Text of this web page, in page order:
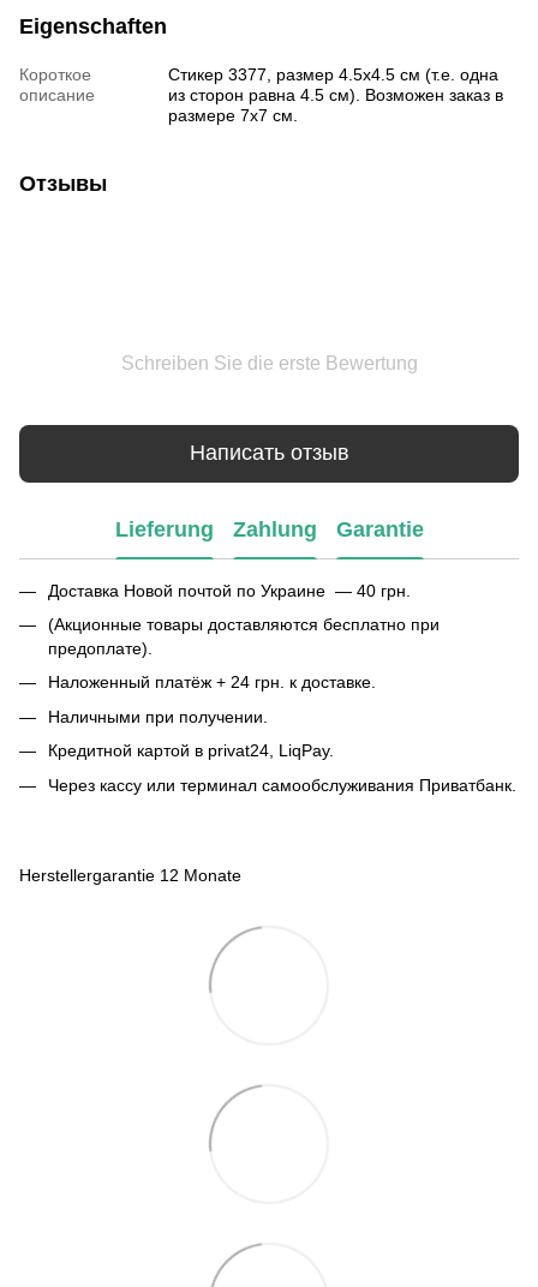
Eigenschaften
Короткое
описание
Стикер 3377, размер 4.5х4.5 см (т.е. одна
из сторон равна 4.5 см). Возможен заказ в
размере 7х7 см.
Отзывы
Schreiben Sie die erste Bewertung
Написать отзыв
Lieferung Zahlung Garantie
Доставка Новой почтой по Украине — 40 грн.
(Акционные товары доставляются бесплатно при
предоплате).
Наложенный платёж + 24 грн. к доставке.
Наличными при получении.
Кредитной картой в privat24, LiqPay.
Через кассу или терминал самообслуживания Приватбанк.
Herstellergarantie 12 Monate